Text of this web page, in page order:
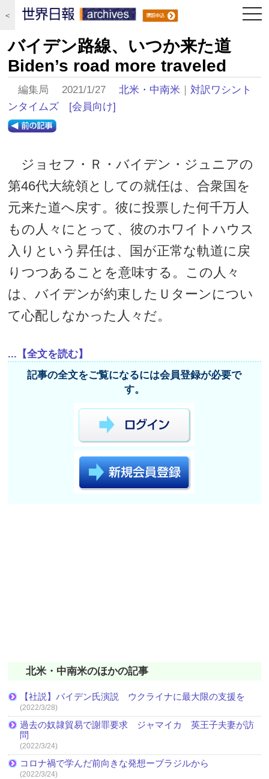
＜
バイデン路線、いつか来た道
Biden’s road more traveled
編集局 2021/1/27北米・中南米 ｜対訳ワシント
ンタイムズ
[会員向け]
ジョセフ・Ｒ・バイデン・ジュニアの
第46代大統領としての就任は、合衆国を
元来た道へ戻す。彼に投票した何千万人
もの人々にとって、彼のホワイトハウス
入りという昇任は、国が正常な軌道に戻
りつつあることを意味する。この人々
は、バイデンが約束したＵターンについ
て心配しなかった人々だ。
...【全文を読む】
記事の全文をご覧になるには会員登録が必要で
す。
北米・中南米のほかの記事
【社説】バイデン氏演説 ウクライナに最大限の支援を
(2022/3/28)
過去の奴隷貿易で謝罪要求 ジャマイカ 英王子夫妻が訪
問
(2022/3/24)
コロナ禍で学んだ前向きな発想ーブラジルから
(2022/3/24)